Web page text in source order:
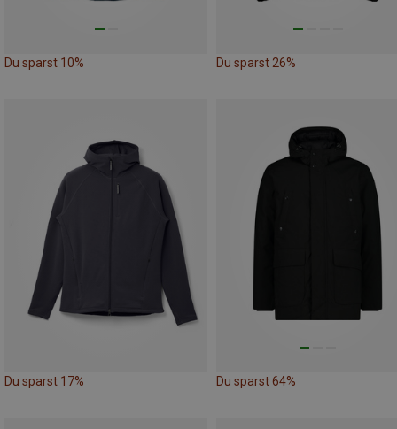
Du sparst 10% Du sparst 26%
Du sparst 17% Du sparst 64%